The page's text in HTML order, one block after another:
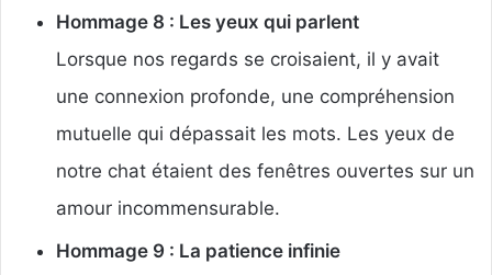
Hommage 8 : Les yeux qui parlent
Lorsque nos regards se croisaient, il y avait
une connexion profonde, une compréhension
mutuelle qui dépassait les mots. Les yeux de
notre chat étaient des fenêtres ouvertes sur un
amour incommensurable.
Hommage 9 : La patience infinie